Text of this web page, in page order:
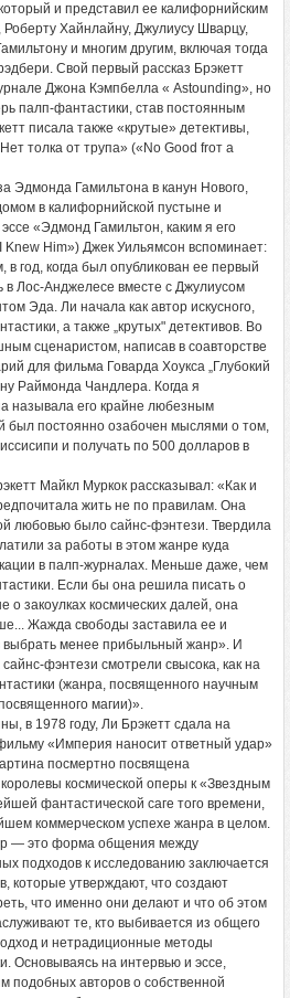
и представил ее калифорнийским
Хайнлайну, Джулиусу Шварцу,
и многим другим, включая тогда
Свой первый рассказ Брэкетт
Джона Кэмпбелла « Astounding», но
палп-фантастики, став постоянным
писала также «крутые» детективы,
толка от трупа» («No Good froт a
Эдмонда Гамильтона в канун Нового,
в калифорнийской пустыне и
«Эдмонд Гамильтон, каким я его
Knew Him») Джек Уильямсон вспоминает:
год, когда был опубликован ее первый
в Лос-Анджелесе вместе с Джулиусом
Эда. Ли начала как автор искусного,
а также „крутых" детективов. Во
сценаристом, написав в соавторстве
для фильма Говарда Хоукса „Глубокий
Раймонда Чандлера. Когда я
называла его крайне любезным
был постоянно озабочен мыслями о том,
и получать по 500 долларов в
Майкл Муркок рассказывал: «Как и
жить не по правилам. Она
любовью было сайнс-фэнтези. Твердила
за работы в этом жанре куда
в палп-журналах. Меньше даже, чем
Если бы она решила писать о
закоулках космических далей, она
Жажда свободы заставила ее и
выбрать менее прибыльный жанр». И
фэнтези смотрели свысока, как на
(жанра, посвященного научным
магии)».
в 1978 году, Ли Брэкетт сдала на
«Империя наносит ответный удар»
посмертно посвящена
космической оперы к «Звездным
фантастической саге того времени,
коммерческом успехе жанра в целом.
— это форма общения между
подходов к исследованию заключается
которые утверждают, что создают
что именно они делают и что об этом
те, кто выбивается из общего
и нетрадиционные методы
Основываясь на интервью и эссе,
подобных авторов о собственной